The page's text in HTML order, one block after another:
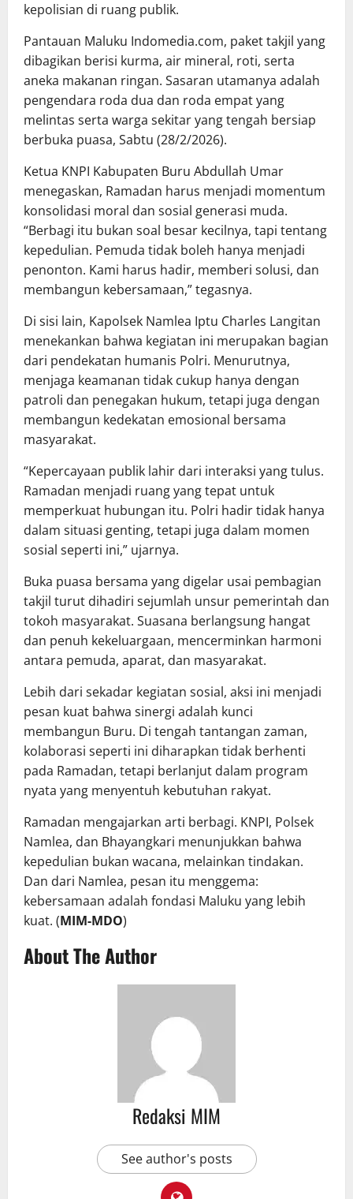
kepolisian di ruang publik.
Pantauan Maluku Indomedia.com, paket takjil yang
dibagikan berisi kurma, air mineral, roti, serta
aneka makanan ringan. Sasaran utamanya adalah
pengendara roda dua dan roda empat yang
melintas serta warga sekitar yang tengah bersiap
berbuka puasa, Sabtu (28/2/2026).
Ketua KNPI Kabupaten Buru Abdullah Umar
menegaskan, Ramadan harus menjadi momentum
konsolidasi moral dan sosial generasi muda.
“Berbagi itu bukan soal besar kecilnya, tapi tentang
kepedulian. Pemuda tidak boleh hanya menjadi
penonton. Kami harus hadir, memberi solusi, dan
membangun kebersamaan,” tegasnya.
Di sisi lain, Kapolsek Namlea Iptu Charles Langitan
menekankan bahwa kegiatan ini merupakan bagian
dari pendekatan humanis Polri. Menurutnya,
menjaga keamanan tidak cukup hanya dengan
patroli dan penegakan hukum, tetapi juga dengan
membangun kedekatan emosional bersama
masyarakat.
“Kepercayaan publik lahir dari interaksi yang tulus.
Ramadan menjadi ruang yang tepat untuk
memperkuat hubungan itu. Polri hadir tidak hanya
dalam situasi genting, tetapi juga dalam momen
sosial seperti ini,” ujarnya.
Buka puasa bersama yang digelar usai pembagian
takjil turut dihadiri sejumlah unsur pemerintah dan
tokoh masyarakat. Suasana berlangsung hangat
dan penuh kekeluargaan, mencerminkan harmoni
antara pemuda, aparat, dan masyarakat.
Lebih dari sekadar kegiatan sosial, aksi ini menjadi
pesan kuat bahwa sinergi adalah kunci
membangun Buru. Di tengah tantangan zaman,
kolaborasi seperti ini diharapkan tidak berhenti
pada Ramadan, tetapi berlanjut dalam program
nyata yang menyentuh kebutuhan rakyat.
Ramadan mengajarkan arti berbagi. KNPI, Polsek
Namlea, dan Bhayangkari menunjukkan bahwa
kepedulian bukan wacana, melainkan tindakan.
Dan dari Namlea, pesan itu menggema:
kebersamaan adalah fondasi Maluku yang lebih
kuat. (MIM-MDO)
About The Author
Redaksi MIM
See author's posts